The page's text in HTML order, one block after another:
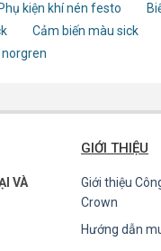
Phụ kiện khí nén festo
Cảm biến màu sick
norgren
VÀ
GIỚI THIỆU
Giới thiệu
Crown
Hướng dẫn